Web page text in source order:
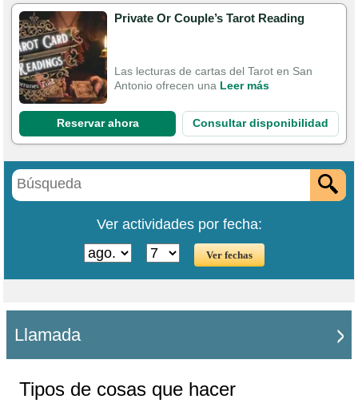
Private Or Couple’s Tarot Reading
Las lecturas de cartas del Tarot en San
Antonio ofrecen una Leer más
Reservar ahora Consultar disponibilidad
Ver actividades por fecha:
Llamada
Tipos de cosas que hacer